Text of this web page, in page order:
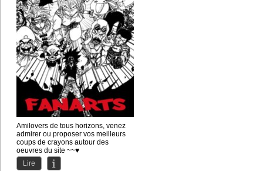
Amilovers de tous horizons, venez
admirer ou proposer vos meilleurs
coups de crayons autour des
oeuvres du site ~~♥
Lire